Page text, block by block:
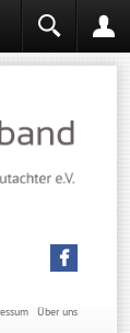
Über uns